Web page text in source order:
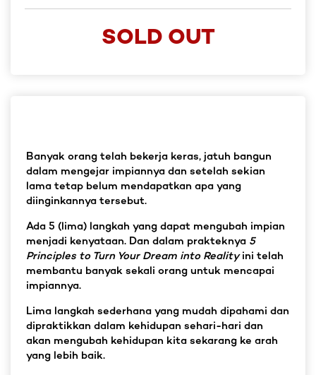
SOLD OUT
Banyak orang telah bekerja keras, jatuh bangun
dalam mengejar impiannya dan setelah sekian
lama tetap belum mendapatkan apa yang
diinginkannya tersebut.
Ada 5 (lima) langkah yang dapat mengubah impian
menjadi kenyataan. Dan dalam prakteknya 5
Principles to Turn Your Dream into Realityini telah
membantu banyak sekali orang untuk mencapai
impiannya.
Lima langkah sederhana yang mudah dipahami dan
dipraktikkan dalam kehidupan sehari-hari dan
akan mengubah kehidupan kita sekarang ke arah
yang lebih baik.